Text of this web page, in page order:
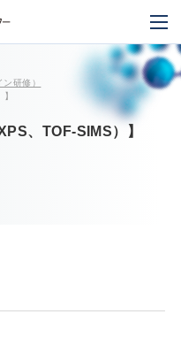
研修）
、TOF-SIMS）】